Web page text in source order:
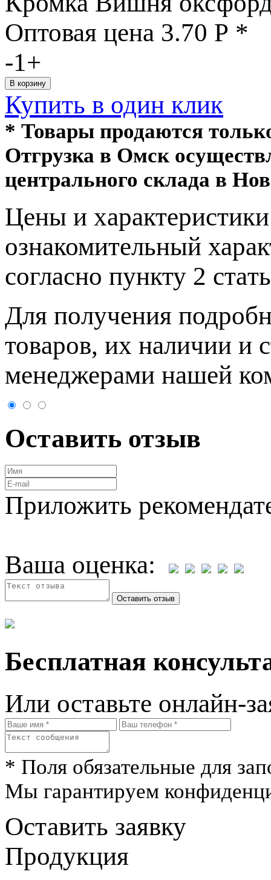
Оптовая цена 3.70 Р *
-1+
Купить в один клик
* Товары продаются
Отгрузка в Омск
центрального склада в
Цeны и
ознакомительный
согласно пункту 2
Для пoлучения
товaров, их нaличии и
менеджерами нашей
Оставить отзыв
Приложить
Ваша оценка:
Бесплатная
Или оставьте онлайн-
* Поля обязательные для
Мы гарантируем
Оставить заявку
Продукция